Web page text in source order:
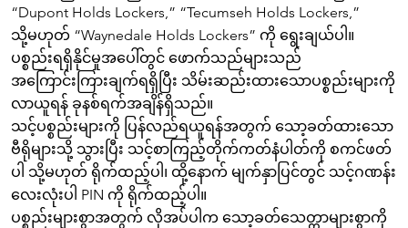
“Dupont Holds Lockers,” “Tecumseh Holds Lockers,”
သို့မဟုတ် “Waynedale Holds Lockers” ကို ရွေးချယ်ပါ။
ပစ္စည်းရရှိနိုင်မှုအပေါ်တွင် ဖောက်သည်များသည်
အကြောင်းကြားချက်ရရှိပြီး သိမ်းဆည်းထားသောပစ္စည်းများကို
လာယူရန် ခုနစ်ရက်အချိန်ရှိသည်။
သင့်ပစ္စည်းများကို ပြန်လည်ရယူရန်အတွက် သော့ခတ်ထားသော
ဗီရိုများသို့ သွားပြီး သင့်စာကြည့်တိုက်ကတ်နံပါတ်ကို စကင်ဖတ်
ပါ သို့မဟုတ် ရိုက်ထည့်ပါ၊ ထို့နောက် မျက်နှာပြင်တွင် သင့်ဂဏန်း
လေးလုံးပါ PIN ကို ရိုက်ထည့်ပါ။
ပစ္စည်းများစွာအတွက် လိုအပ်ပါက သော့ခတ်သေတ္တာများစွာကို